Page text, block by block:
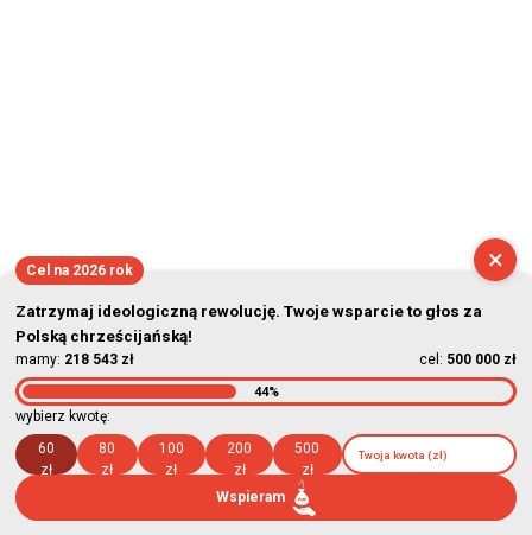
×
Cel na 2026 rok
Zatrzymaj ideologiczną rewolucję. Twoje wsparcie to głos za
Polską chrześcijańską!
mamy: 218 543 zł cel: 500 000 zł
44%
wybierz kwotę:
60
zł
80
zł
100
zł
200
zł
500
zł
Wspieram